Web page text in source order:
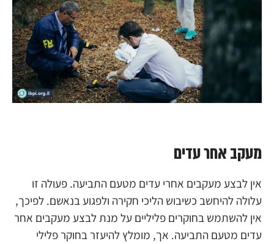
מעקב אחר עדים
אין לבצע מעקבים אחרי עדים מטעם התביעה. פעולה זו
עלולה להיחשב כשיבוש הליכי חקירה ולפגוע בנאשם. לפיכך,
אין להשתמש בחוקרים פליליים על מנת לבצע מעקבים אחר
עדים מטעם התביעה. אך, מומלץ להיעזר בחוקר פלילי